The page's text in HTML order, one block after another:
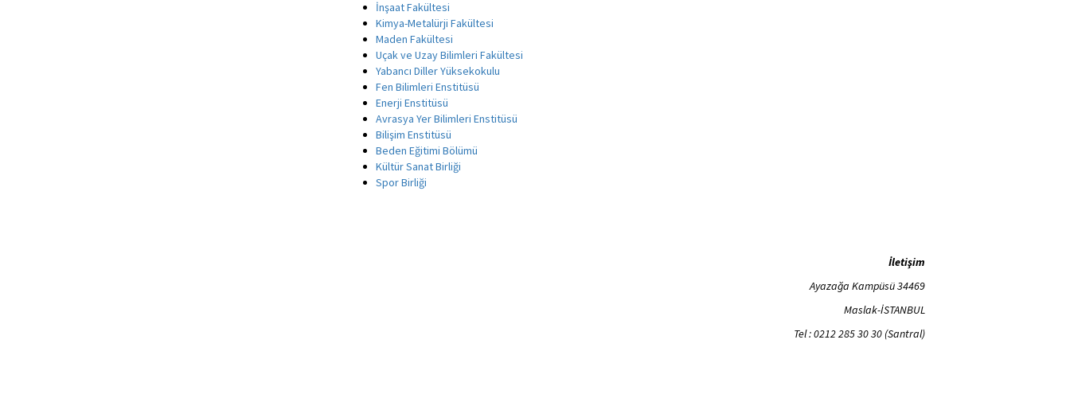
İnşaat Fakültesi
Kimya-Metalürji Fakültesi
Maden Fakültesi
Uçak ve Uzay Bilimleri Fakültesi
Yabancı Diller Yüksekokulu
Fen Bilimleri Enstitüsü
Enerji Enstitüsü
Avrasya Yer Bilimleri Enstitüsü
Bilişim Enstitüsü
Beden Eğitimi Bölümü
Kültür Sanat Birliği
Spor Birliği
İletişim
Ayazağa Kampüsü 34469
Maslak-İSTANBUL
Tel : 0212 285 30 30 (Santral)